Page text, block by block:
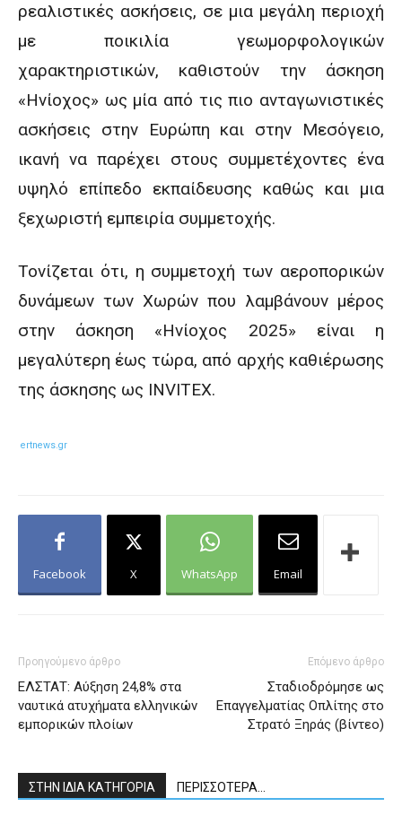
ρεαλιστικές ασκήσεις, σε μια μεγάλη περιοχή
με ποικιλία γεωμορφολογικών
χαρακτηριστικών, καθιστούν την άσκηση
«Ηνίοχος» ως μία από τις πιο ανταγωνιστικές
ασκήσεις στην Ευρώπη και στην Μεσόγειο,
ικανή να παρέχει στους συμμετέχοντες ένα
υψηλό επίπεδο εκπαίδευσης καθώς και μια
ξεχωριστή εμπειρία συμμετοχής.
Τονίζεται ότι, η συμμετοχή των αεροπορικών
δυνάμεων των Χωρών που λαμβάνουν μέρος
στην άσκηση «Ηνίοχος 2025» είναι η
μεγαλύτερη έως τώρα, από αρχής καθιέρωσης
της άσκησης ως INVITEX.
ertnews.gr
Facebook X WhatsApp Email
Προηγούμενο άρθρο
ΕΛΣΤΑΤ: Αύξηση 24,8% στα
ναυτικά ατυχήματα ελληνικών
εμπορικών πλοίων
Επόμενο άρθρο
Σταδιοδρόμησε ως
Επαγγελματίας Οπλίτης στο
Στρατό Ξηράς (βίντεο)
ΣΤΗΝ ΙΔΙΑ ΚΑΤΗΓΟΡΙΑ ΠΕΡΙΣΣΟΤΕΡΑ...